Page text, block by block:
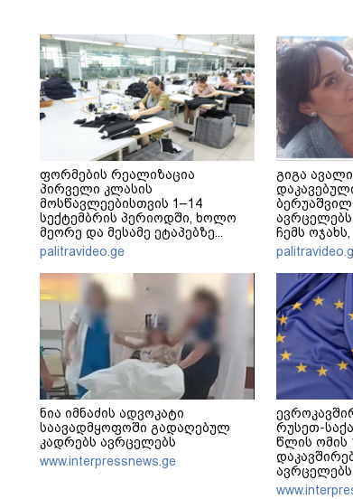
ფორმების რეალიზაცია
პირველი კლასის
მოსწავლეებისთვის 1–14
სექტემბრის პერიოდში, ხოლო
მეორე და მესამე ეტაპებზე...
palitravideo.ge
გიგა
ავრცელებს
ჩემს
გადახდა
არ ვარ"
ნია იმნაძის ადვოკატი
საავადმყოფოში გადაღებულ
კადრებს ავრცელებს
www.interpressnews.ge
რუსეთ-
წლის ომის
ავრცელებს